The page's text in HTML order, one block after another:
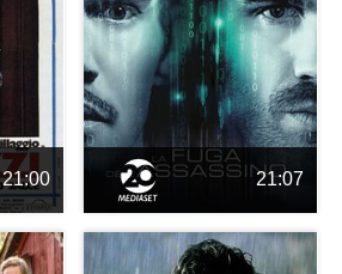
21:00 21:07